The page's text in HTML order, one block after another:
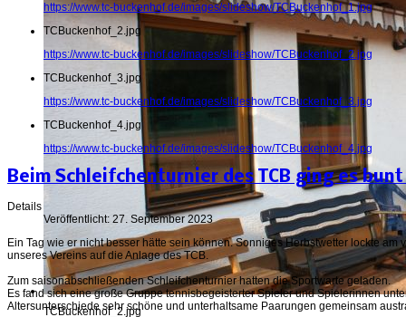
TCBuckenhof_2.jpg
https://www.tc-buckenhof.de/images/slideshow/TCBuckenhof_1.jpg
TCBuckenhof_2.jpg
https://www.tc-buckenhof.de/images/slideshow/TCBuckenhof_2.jpg
TCBuckenhof_3.jpg
https://www.tc-buckenhof.de/images/slideshow/TCBuckenhof_3.jpg
TCBuckenhof_4.jpg
https://www.tc-buckenhof.de/images/slideshow/TCBuckenhof_4.jpg
Beim Schleifchenturnier des TCB ging es
Details
Veröffentlicht: 27. September 2023
Ein Tag wie er nicht besser hätte sein können. Sonniges Herbstwetter lockte
unseres Vereins auf die Anlage des TCB.
Zum saisonabschließenden Schleifchenturnier hatten die Sportwarte geladen.
Es fand sich eine große Gruppe tennisbegeisterter Spieler und Spielerinnen
Altersunterschiede sehr schöne und unterhaltsame Paarungen gemeinsam